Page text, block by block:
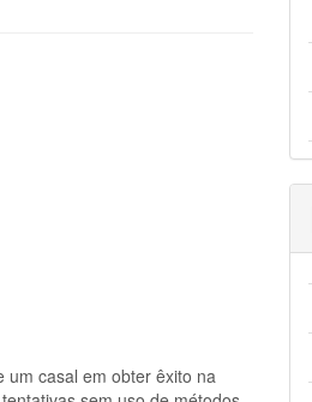
um casal em obter êxito na